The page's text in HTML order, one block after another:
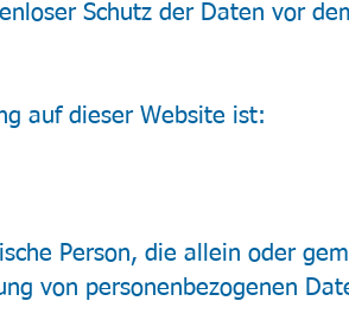
Schutz der Daten vor
auf dieser Website ist:
Person, die allein oder
von personenbezogenen